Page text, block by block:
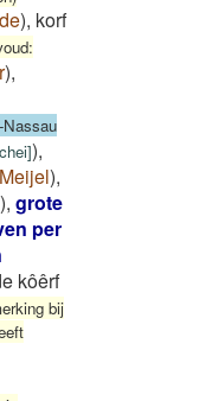
), korf
),
Nassau
]),
Meijel),
), grote
per
kôêrf
bij